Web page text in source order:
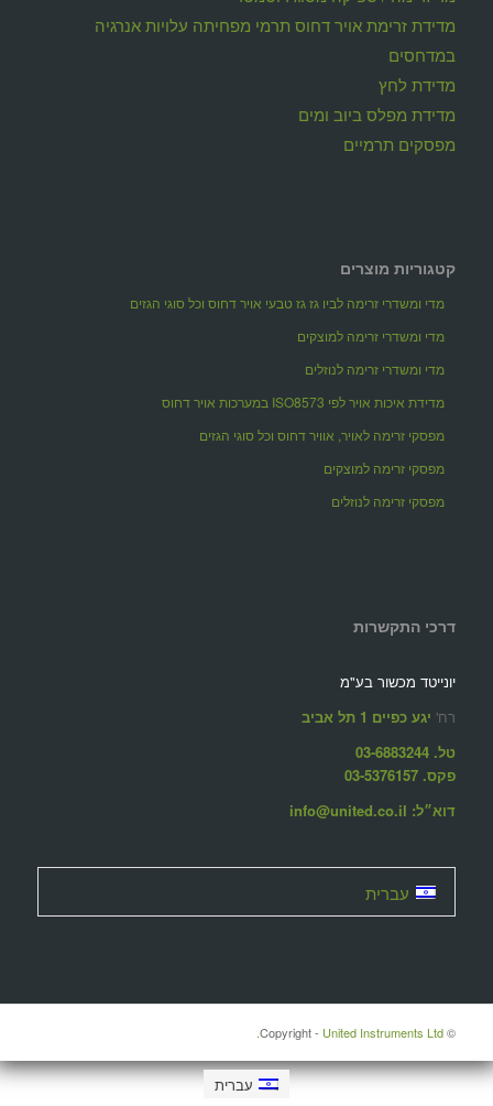
מדידת זרימת אויר דחוס תרמי מפחיתה עלויות אנרגיה
במדחסים
מדידת לחץ
מדידת מפלס ביוב ומים
מפסקים תרמיים
קטגוריות מוצרים
מדי ומשדרי זרימה לביו גז גז טבעי אויר דחוס וכל סוגי הגזים
מדי ומשדרי זרימה למוצקים
מדי ומשדרי זרימה לנוזלים
מדידת איכות אויר לפי ISO8573 במערכות אויר דחוס
מפסקי זרימה לאויר, אוויר דחוס וכל סוגי הגזים
מפסקי זרימה למוצקים
מפסקי זרימה לנוזלים
דרכי התקשרות
יונייטד מכשור בע"מ
רח' יגע כפיים 1 תל אביב
טל. 03-6883244
פקס. 03-5376157
דוא״ל: info@united.co.il
עברית
© ‫Copyright -
United Instruments Ltd.
עברית